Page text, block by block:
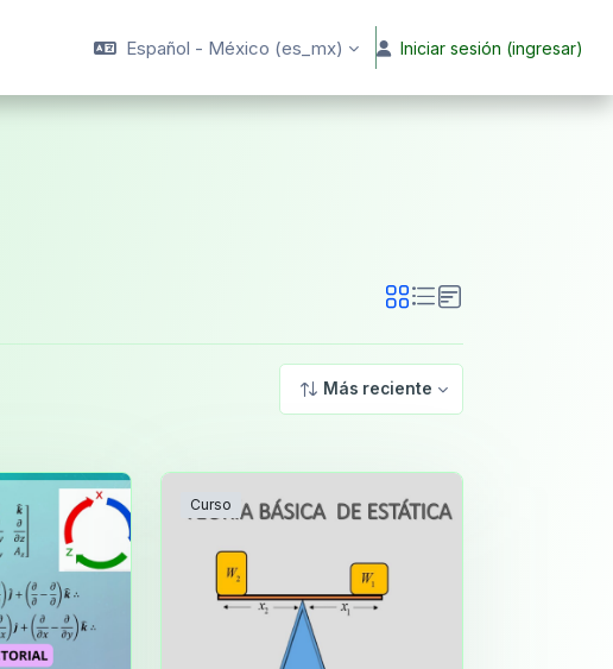
Español - México ‎(es_mx)‎ Iniciar sesión (ingresar)
Más reciente
Curso